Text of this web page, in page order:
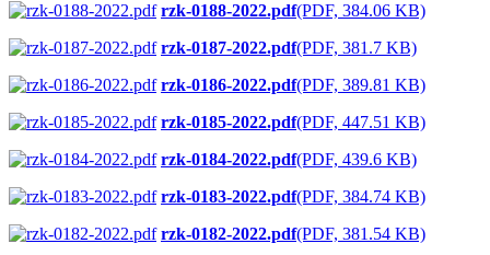
rzk-0188-2022.pdf(PDF, 384.06 KB)
rzk-0187-2022.pdf(PDF, 381.7 KB)
rzk-0186-2022.pdf(PDF, 389.81 KB)
rzk-0185-2022.pdf(PDF, 447.51 KB)
rzk-0184-2022.pdf(PDF, 439.6 KB)
rzk-0183-2022.pdf(PDF, 384.74 KB)
rzk-0182-2022.pdf(PDF, 381.54 KB)